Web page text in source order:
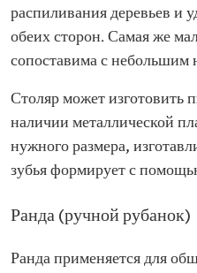
распиливания деревьев и
обеих сторон. Самая же
сопоставима с небольшим
Столяр может изготовить
наличии металлической
нужного размера,
зубья формирует с
Ранда (ручной рубанок)
Ранда применяется для